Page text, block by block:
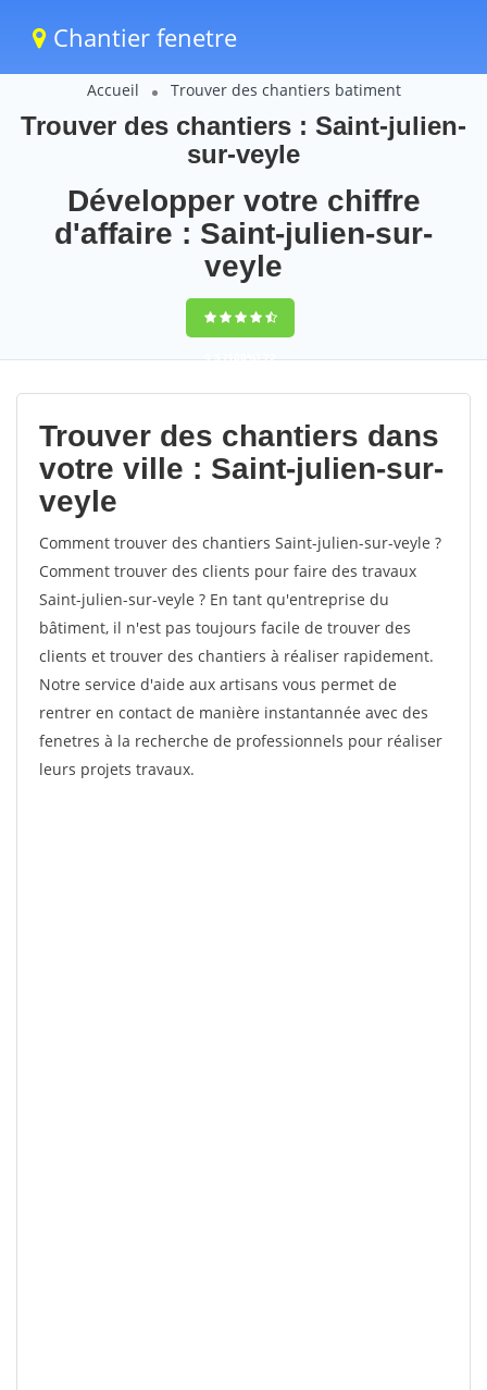
Chantier fenetre
Accueil Trouver des chantiers batiment
Trouver des chantiers : Saint-julien-
sur-veyle
Développer votre chiffre
d'affaire : Saint-julien-sur-
veyle
9,5(100%)72
votes
Trouver des chantiers dans
votre ville : Saint-julien-sur-
veyle
Comment trouver des chantiers Saint-julien-sur-veyle ?
Comment trouver des clients pour faire des travaux
Saint-julien-sur-veyle ? En tant qu'entreprise du
bâtiment, il n'est pas toujours facile de trouver des
clients et trouver des chantiers à réaliser rapidement.
Notre service d'aide aux artisans vous permet de
rentrer en contact de manière instantannée avec des
fenetres à la recherche de professionnels pour réaliser
leurs projets travaux.